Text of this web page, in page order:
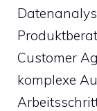
Customer
komplexe